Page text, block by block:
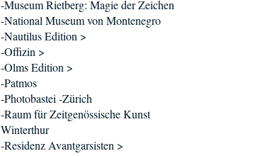
-Museum Rietberg: Magie der Zeichen
-National Museum von Montenegro
-Nautilus Edition >
-Offizin >
-Olms Edition >
-Patmos
-Photobastei -Zürich
-Raum für Zeitgenössische Kunst
Winterthur
-Residenz Avantgarsisten >